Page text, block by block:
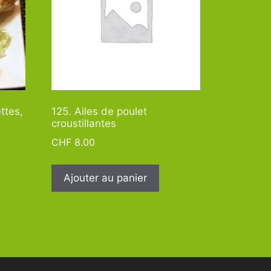
125. Ailes de poulet
croustillantes
CHF8.00
Ajouter au panier